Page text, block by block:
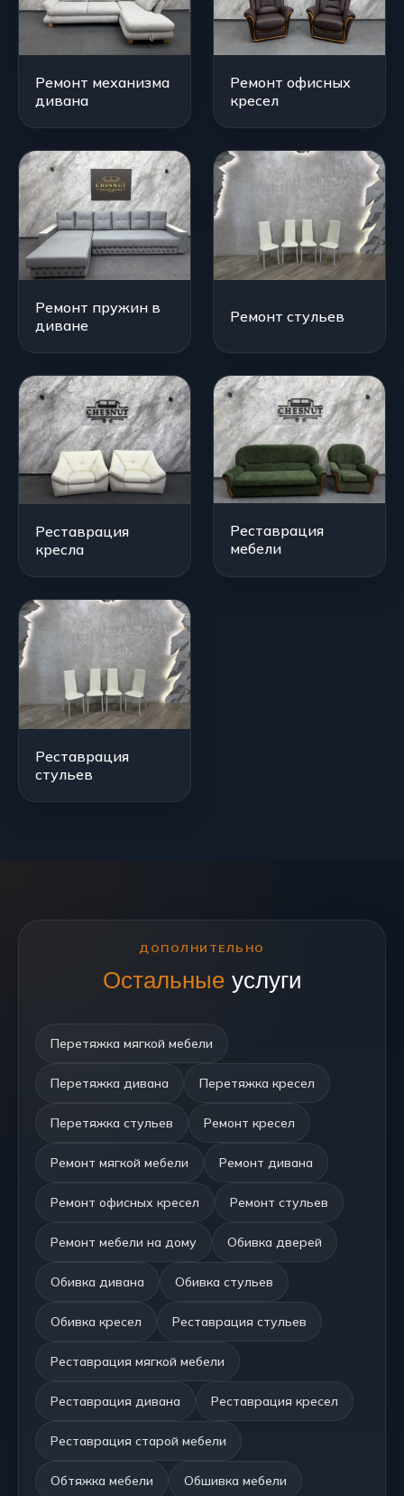
Ремонт механизма
дивана
Ремонт офисных
кресел
Ремонт пружин в
диване
Ремонт стульев
Реставрация
кресла
Реставрация
мебели
Реставрация
стульев
ДОПОЛНИТЕЛЬНО
Остальныеуслуги
Перетяжка мягкой мебели
Перетяжка дивана Перетяжка кресел
Перетяжка стульев Ремонт кресел
Ремонт мягкой мебели Ремонт дивана
Ремонт офисных кресел Ремонт стульев
Ремонт мебели на дому Обивка дверей
Обивка дивана Обивка стульев
Обивка кресел Реставрация стульев
Реставрация мягкой мебели
Реставрация дивана Реставрация кресел
Реставрация старой мебели
Обтяжка мебели Обшивка мебели